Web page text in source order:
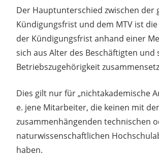
Der Hauptunterschied zwischen der
Kündigungsfrist und dem MTV ist
der Kündigungsfrist anhand einer
sich aus Alter des Beschäftigten und
Betriebszugehörigkeit
Dies gilt nur für „nichtakademische
e. jene Mitarbeiter, die keinen mit
zusammenhängenden technischen
naturwissenschaftlichen
haben.